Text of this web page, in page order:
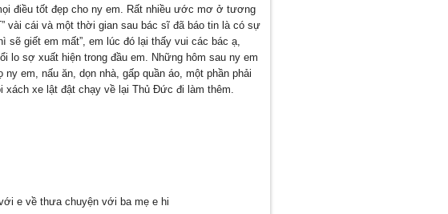
điều tốt đẹp cho ny em. Rất nhiều ước mơ ở tương
vài cái và một thời gian sau bác sĩ đã báo tin là có sự
sẽ giết em mất”, em lúc đó lại thấy vui các bác ạ,
lo sợ xuất hiện trong đầu em. Những hôm sau ny em
em, nấu ăn, dọn nhà, gấp quần áo, một phần phải
xách xe lật đật chạy về lại Thủ Đức đi làm thêm.
e về thưa chuyện với ba mẹ e hi